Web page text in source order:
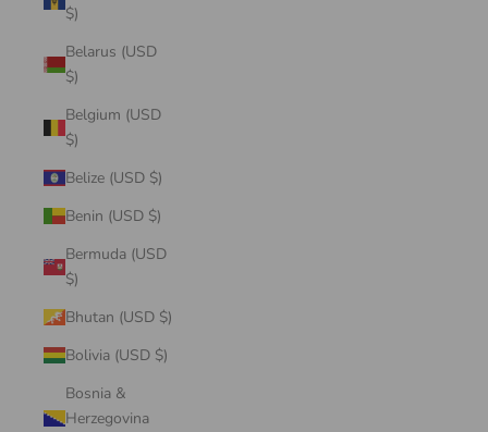
$)
Belarus (USD
$)
Belgium (USD
$)
Belize (USD $)
Benin (USD $)
Bermuda (USD
$)
Bhutan (USD $)
Bolivia (USD $)
Bosnia &
Herzegovina